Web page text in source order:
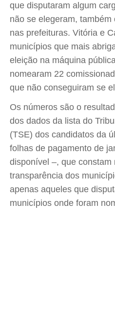
que disputaram algum
não se elegeram,
nas prefeituras. Vitória e
municípios que mais
eleição na máquina
nomearam 22
que não conseguiram se
Os números são o
dos dados da lista do
(TSE) dos candidatos da
folhas de pagamento de
disponível –, que constam
transparência dos
apenas aqueles que
municípios onde foram